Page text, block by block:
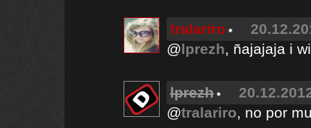
tralariro
@lprezh, ñajajaja i
lprezh
@tralariro, no por